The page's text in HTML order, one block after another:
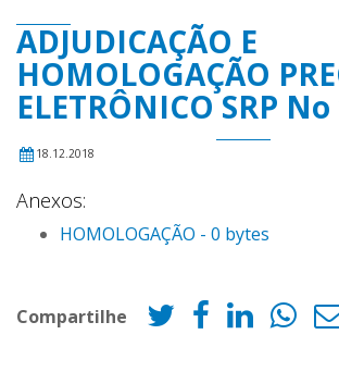
ADJUDICAÇÃO E
HOMOLOGAÇÃO
ELETRÔNICO SRP
18.12.2018
Anexos:
HOMOLOGAÇÃO - 0 bytes
Compartilhe